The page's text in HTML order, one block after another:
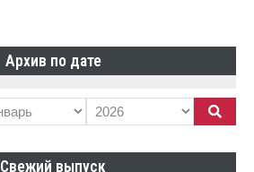
Архив по дате
Свежий выпуск